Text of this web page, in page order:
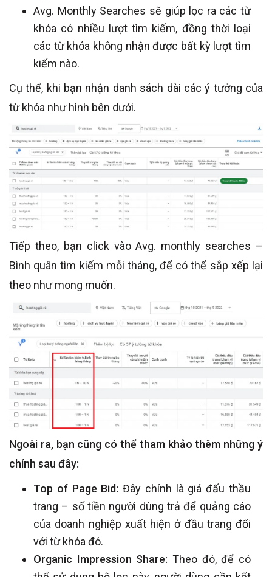
Avg. Monthly Searches sẽ giúp lọc ra các từ
khóa có nhiều lượt tìm kiếm, đồng thời loại
các từ khóa không nhận được bất kỳ lượt tìm
kiếm nào.
Cụ thể, khi bạn nhận danh sách dài các ý tưởng của
từ khóa như hình bên dưới.
Tiếp theo, bạn click vào Avg. monthly searches –
Bình quân tìm kiếm mỗi tháng, để có thể sắp xếp lại
theo như mong muốn.
Ngoài ra, bạn cũng có thể tham khảo thêm những ý
chính sau đây:
Top of Page Bid:Đây chính là giá đấu thầu
trang – số tiền người dùng trả để quảng cáo
của doanh nghiệp xuất hiện ở đầu trang đối
với từ khóa đó.
Organic Impression Share: Theo đó, để có